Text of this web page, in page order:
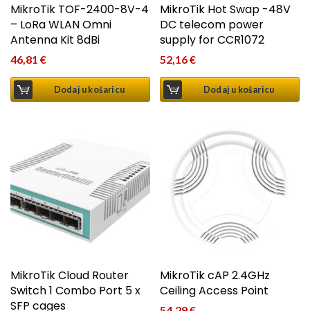
MikroTik TOF-2400-8V-4
– LoRa WLAN Omni
Antenna Kit 8dBi
46,81 €
Dodaj u košaricu
MikroTik Hot Swap -48V
DC telecom power
supply for CCR1072
52,16€
Dodaj u košaricu
MikroTik Cloud Router
Switch 1 Combo Port 5 x
SFP cages
MikroTik cAP 2.4GHz
Ceiling Access Point